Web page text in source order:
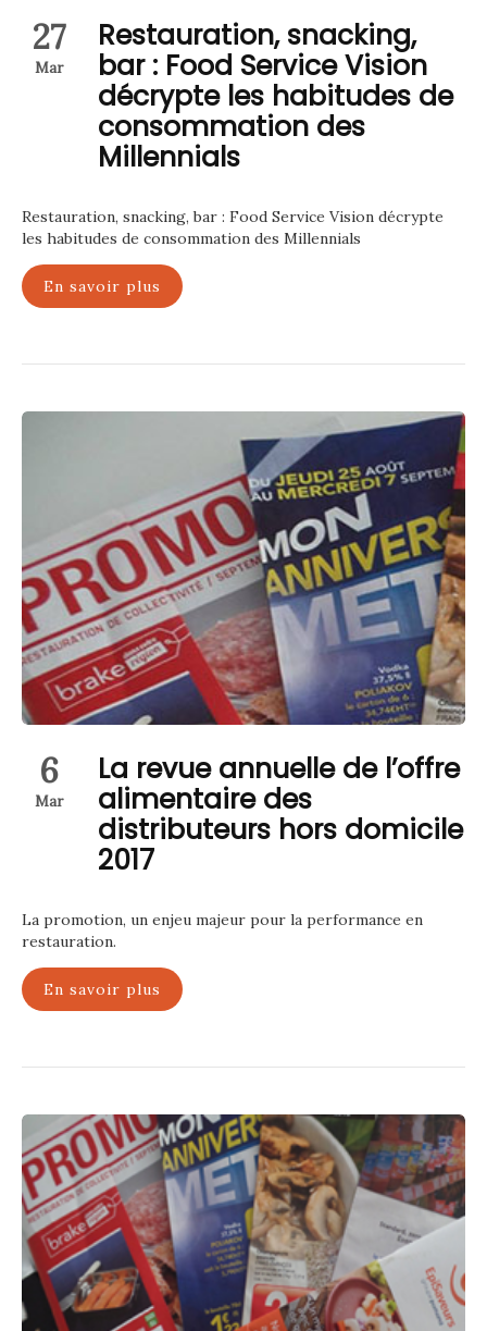
27
Mar
Restauration, snacking,
bar : Food Service Vision
décrypte les habitudes de
consommation des
Millennials
Restauration, snacking, bar : Food Service Vision décrypte
les habitudes de consommation des Millennials
En savoir plus
6
Mar
La revue annuelle de l’offre
alimentaire des
distributeurs hors domicile
2017
La promotion, un enjeu majeur pour la performance en
restauration.
En savoir plus